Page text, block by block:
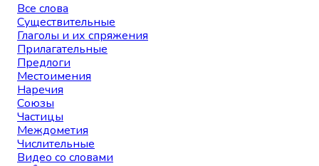
Все слова
Существительные
Глаголы и их спряжения
Прилагательные
Предлоги
Местоимения
Наречия
Союзы
Частицы
Междометия
Числительные
Видео со словами